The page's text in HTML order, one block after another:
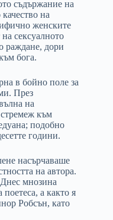
съдържание на
на
женските
сексуалното
раждане, дори
бога.
в бойно поле за
През
на
към
подобно
години.
насърчаваше
на автора.
мнозина
а както я
Робсън, като